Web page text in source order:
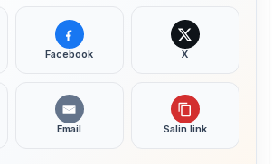
Facebook X
Email Salin link